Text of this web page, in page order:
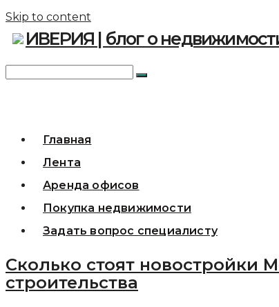
Skip to content
ИВЕРИЯ | блог о
Главная
Лента
Аренда офисов
Покупка недвижимости
Задать вопрос специалисту
Сколько стоят новостройки
строительства